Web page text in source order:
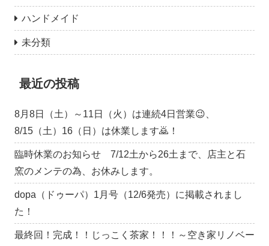
ハンドメイド
未分類
最近の投稿
8月8日（土）～11日（火）は連続4日営業😉、
8/15（土）16（日）は休業します🙇！
臨時休業のお知らせ 7/12土から26土まで、店主と石
窯のメンテの為、お休みします。
dopa（ドゥーパ）1月号（12/6発売）に掲載されまし
た！
最終回！完成！！じっこく茶家！！！～空き家リノベー